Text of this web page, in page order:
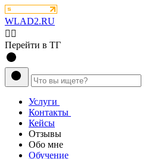
WLAD2.RU
💁‍♂️
Перейти в ТГ
Услуги
Контакты
Кейсы
Отзывы
Обо мне
Обучение